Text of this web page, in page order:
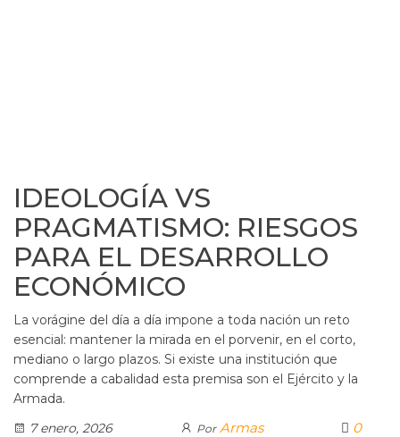
IDEOLOGÍA VS
PRAGMATISMO: RIESGOS
PARA EL DESARROLLO
ECONÓMICO
La vorágine del día a día impone a toda nación un reto
esencial: mantener la mirada en el porvenir, en el corto,
mediano o largo plazos. Si existe una institución que
comprende a cabalidad esta premisa son el Ejército y la
Armada.
7 enero, 2026
Por Armas 0